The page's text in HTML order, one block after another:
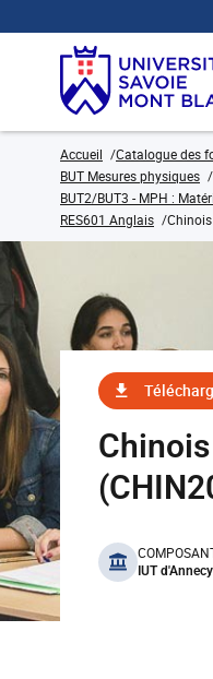
Accueil Catalogue des
BUT Mesures physiques
BUT2/BUT3 - MPH :
RES601 Anglais
benefits
IUT d'Annecy